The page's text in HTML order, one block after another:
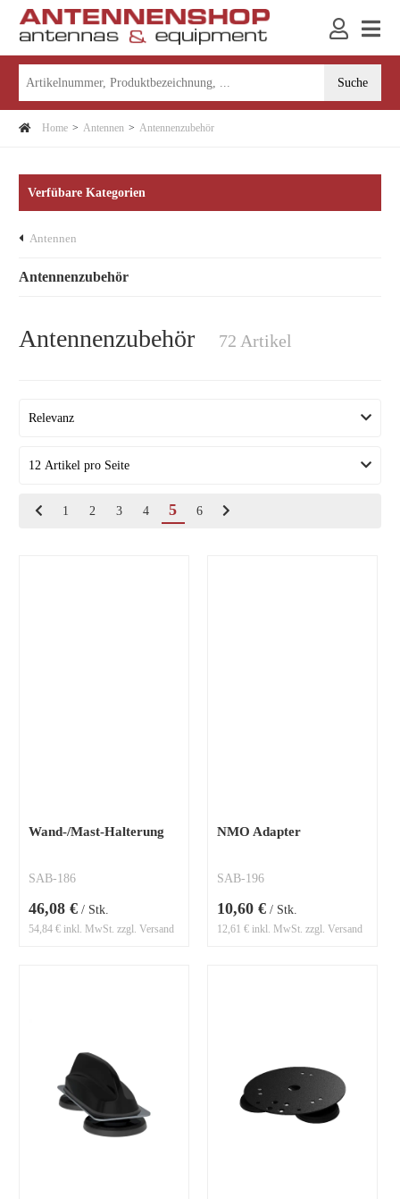
Home Antennen Antennenzubehör
Verfübare Kategorien
Antennen
Antennenzubehör
Antennenzubehör 72 Artikel
1 2 3 4 5 6
Wand-/Mast-Halterung
SAB-186
46,08 € / Stk.
54,84 € inkl. MwSt. zzgl. Versand
NMO Adapter
SAB-196
10,60 € / Stk.
12,61 € inkl. MwSt. zzgl. Versand